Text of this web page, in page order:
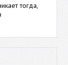
тогда,